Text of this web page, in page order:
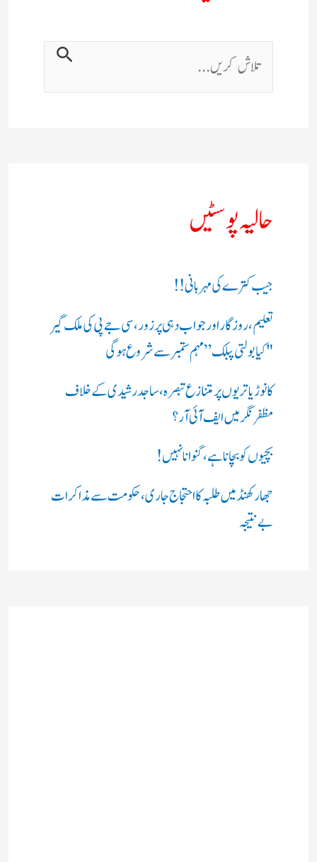
حالیہ پوسٹیں
جیب کترے کی مہربانی !!
تعلیم، روزگار اور جواب دہی پر زور، سی جے پی کی ملک گیر
"کیا بولتی پبلک” مہم ستمبر سے شروع ہوگی
کانوڑ یاتریوں پر متنازع تبصرہ، ساجد رشیدی کے خلاف
مظفرنگر میں ایف آئی آر؟
بچیوں کو بچانا ہے، گنوانا نہیں!
جھارکھنڈ میں طلبہ کا احتجاج جاری، حکومت سے مذاکرات
بے نتیجہ